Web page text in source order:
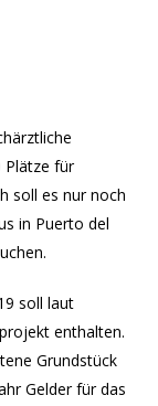
Plätze für
soll es nur noch
in Puerto del
soll laut
enthalten.
Grundstück
Gelder für das